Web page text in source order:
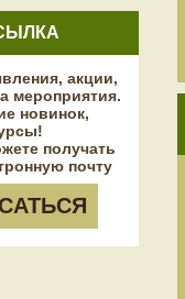
акции,
мероприятия.
новинок,
получать
почту